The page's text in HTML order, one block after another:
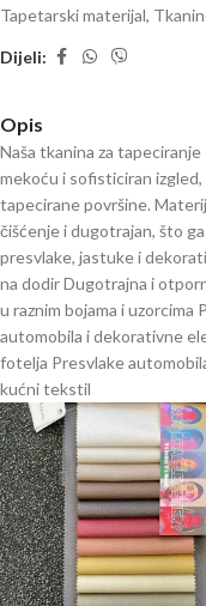
Tapetarski materijal,
Dijeli:
Opis
Naša tkanina za
mekoću i sofisticiran
tapecirane površine.
čišćenje i dugotrajan, što
presvlake, jastuke i
na dodir Dugotrajna i
u raznim bojama i uzorcima
automobila i dekorativne
fotelja Presvlake
kućni tekstil